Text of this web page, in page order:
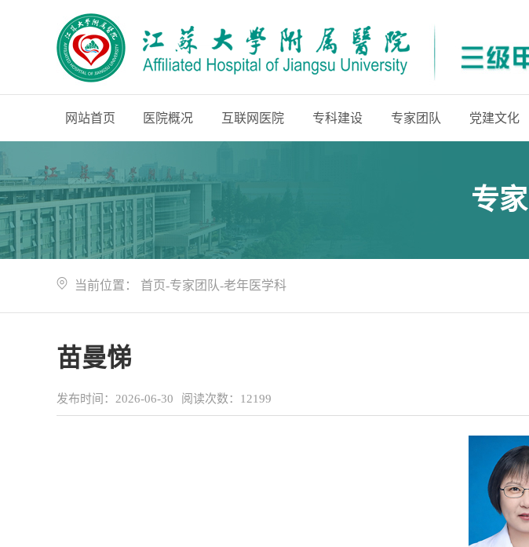
网站首页 医院概况 互联网医院 专科建设 专家团队 党建文化
专
当前位置： 首页-专家团队-老年医学科
苗曼悌
发布时间：2026-06-30 阅读次数： 12199